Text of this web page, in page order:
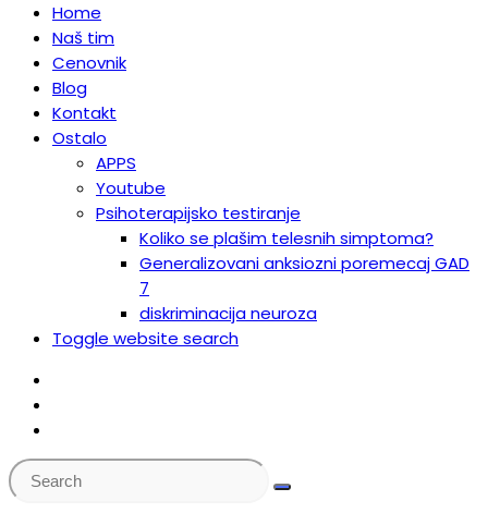
Home
Naš tim
Cenovnik
Blog
Kontakt
Ostalo
APPS
Youtube
Psihoterapijsko testiranje
Koliko se plašim telesnih simptoma?
Generalizovani anksiozni poremecaj GAD
7
diskriminacija neuroza
Toggle website search